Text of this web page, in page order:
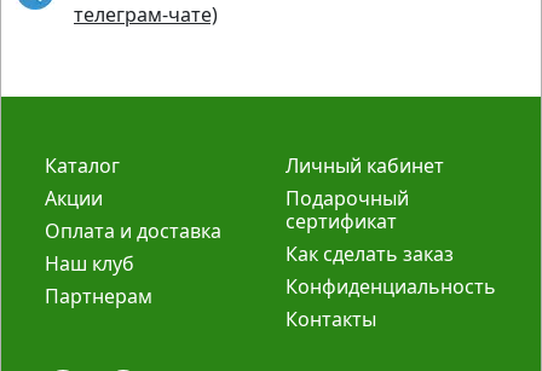
телеграм-чате)
Каталог
Акции
Оплата и доставка
Наш клуб
Партнерам
Личный кабинет
Подарочный
сертификат
Как сделать заказ
Конфиденциальность
Контакты